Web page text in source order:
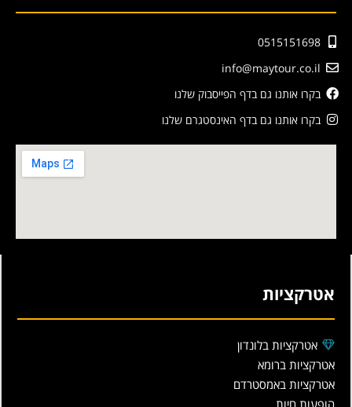
0515151698
info@maytour.co.il
בקרו אותנו גם בדף הפייסבוק שלנו
בקרו אותנו גם בדף האינסטגרם שלנו
אטרקציות
אטרקציות בלונדון
אטרקציות ברומא
אטרקציות באמסטרדם
הופעות חיות